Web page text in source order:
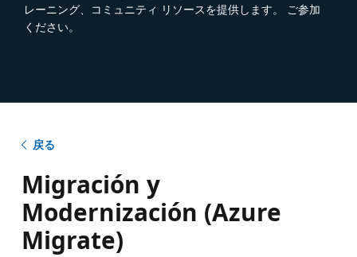
レーニング、コミュニティ リソースを提供します。 ご参加
ください。
戻る
Migración y
Modernización (Azure
Migrate)